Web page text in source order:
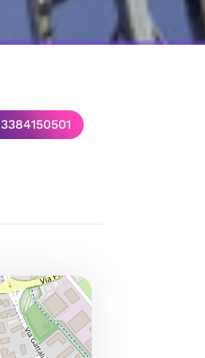
3384150501